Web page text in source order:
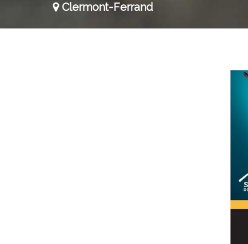
Clermont-Ferrand